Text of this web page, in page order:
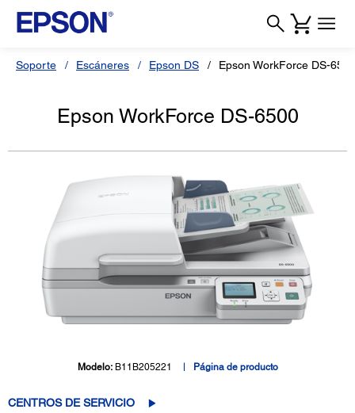
Soporte Escáneres Epson DS Epson WorkForce DS-6500
Epson WorkForce DS-6500
Modelo: B11B205221 Página de producto
CENTROS DE SERVICIO